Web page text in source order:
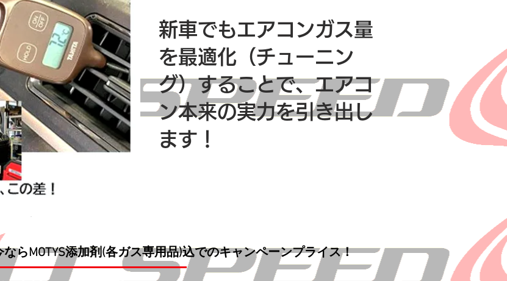
新車でもエアコンガス量
を最適化（チューニン
グ）することで、エアコ
ン本来の実力を引き出し
ます！
ならMOTYS添加剤(各ガス専用品)込でのキャンペーンプライス！